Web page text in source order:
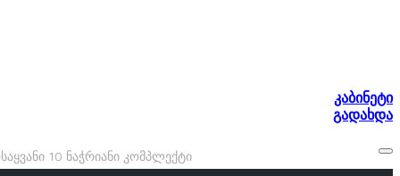
კაბინეტი
გადახდა
10 ᲜᲐᲭᲠᲘᲐᲜᲘ ᲙᲝᲛᲞᲚᲔᲥᲢᲘ